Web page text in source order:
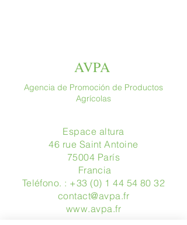
AVPA
Agencia de Promoción de Productos
Agrícolas
Espace altura
46 rue Saint Antoine
75004 París
​ Francia
Teléfono. : +33 (0) 1 44 54 80 32
contact@avpa.fr
www.avpa.fr